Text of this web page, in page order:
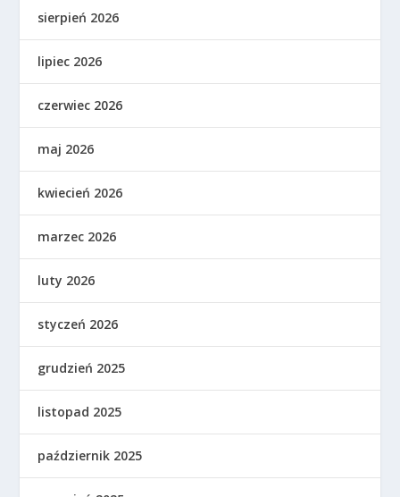
sierpień 2026
lipiec 2026
czerwiec 2026
maj 2026
kwiecień 2026
marzec 2026
luty 2026
styczeń 2026
grudzień 2025
listopad 2025
październik 2025